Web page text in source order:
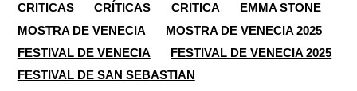
CRITICAS CRÍTICAS CRITICA
EMMA STONE
MOSTRA DE VENECIA
MOSTRA DE VENECIA 2025
FESTIVAL DE VENECIA
FESTIVAL DE VENECIA 2025
FESTIVAL DE SAN SEBASTIAN